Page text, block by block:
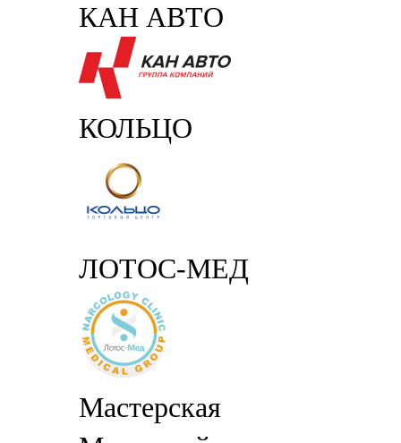
КАН АВТО
КОЛЬЦО
ЛОТОС-МЕД
Мастерская